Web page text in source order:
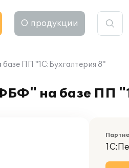
О продукции
ПП "1С:Бухгалтерия 8"
на базе ПП